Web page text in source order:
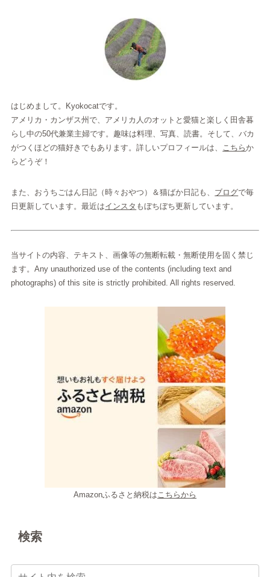
はじめまして。Kyokocatです。
アメリカ・カンザス州で、アメリカ人のオットと愛猫と楽しく田舎暮
らし中の50代兼業主婦です。趣味は料理、写真、読書。そして、バカ
がつくほどの猫好きでもあります。詳しいプロフィールは、
こちらか
らどうぞ！
また、おうちごはん日記（時々おやつ）＆猫ばか日記も、 ブログで毎
日更新しています。最近はインスタ もぼちぼち更新しています。
当サイトの内容、テキスト、画像等の無断転載・無断使用を固く禁じ
ます。Any unauthorized use of the contents (including text and
photographs) of this site is strictly prohibited. All rights reserved.
Amazonふるさと納税は こちらから
検索